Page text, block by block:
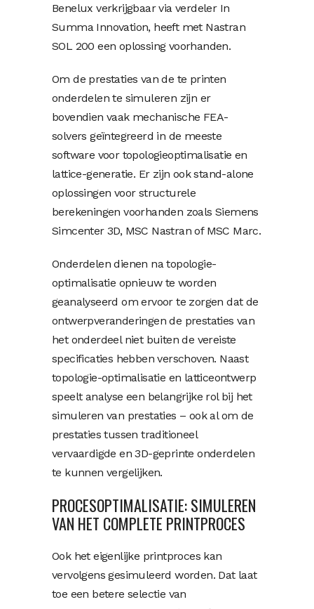
Benelux verkrijgbaar via verdeler In
Summa Innovation, heeft met Nastran
SOL 200 een oplossing voorhanden.
Om de prestaties van de te printen
onderdelen te simuleren zijn er
bovendien vaak mechanische FEA-
solvers geïntegreerd in de meeste
software voor topologieoptimalisatie en
lattice-generatie. Er zijn ook stand-alone
oplossingen voor structurele
berekeningen voorhanden zoals Siemens
Simcenter 3D, MSC Nastran of MSC Marc.
Onderdelen dienen na topologie-
optimalisatie opnieuw te worden
geanalyseerd om ervoor te zorgen dat de
ontwerpveranderingen de prestaties van
het onderdeel niet buiten de vereiste
specificaties hebben verschoven. Naast
topologie-optimalisatie en latticeontwerp
speelt analyse een belangrijke rol bij het
simuleren van prestaties – ook al om de
prestaties tussen traditioneel
vervaardigde en 3D-geprinte onderdelen
te kunnen vergelijken.
PROCESOPTIMALISATIE: SIMULEREN
VAN HET COMPLETE PRINTPROCES
Ook het eigenlijke printproces kan
vervolgens gesimuleerd worden. Dat laat
toe een betere selectie van